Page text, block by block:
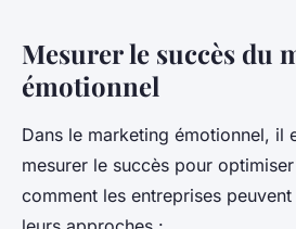
Mesurer le succès du
émotionnel
Dans le marketing émotionnel, il
mesurer le succès pour
comment les entreprises